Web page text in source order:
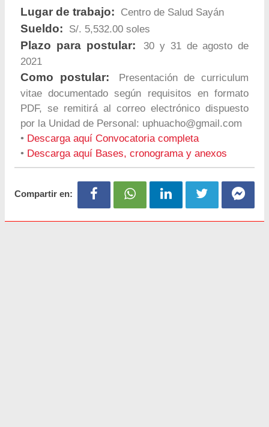
Lugar de trabajo: Centro de Salud Sayán
Sueldo: S/. 5,532.00 soles
Plazo para postular:
30 y 31 de agosto de
2021
Como postular:
Presentación de curriculum
vitae documentado según requisitos en formato
PDF, se remitirá al correo electrónico dispuesto
por la Unidad de Personal: uphuacho@gmail.com
• Descarga aquí Convocatoria completa
• Descarga aquí Bases, cronograma y anexos
Compartir en: